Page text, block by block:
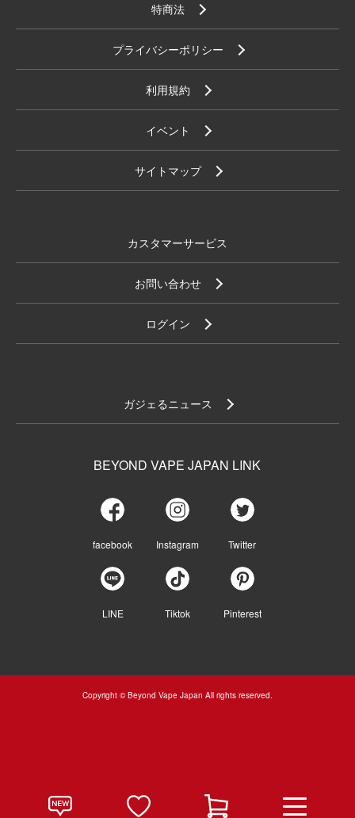
特商法
プライバシーポリシー
利用規約
イベント
サイトマップ
カスタマーサービス
お問い合わせ
ログイン
ガジェるニュース
BEYOND VAPE JAPAN LINK
facebook Instagram Twitter
LINE Tiktok Pinterest
Copyright © Beyond Vape Japan All rights reserved.